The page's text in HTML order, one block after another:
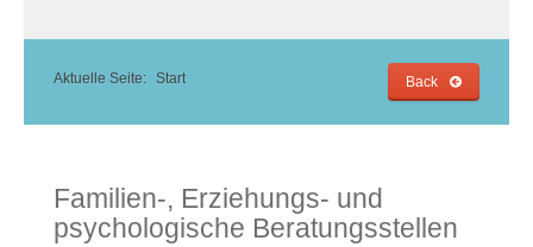
Aktuelle Seite: Start Back
Familien-, Erziehungs- und
psychologische Beratungsstellen